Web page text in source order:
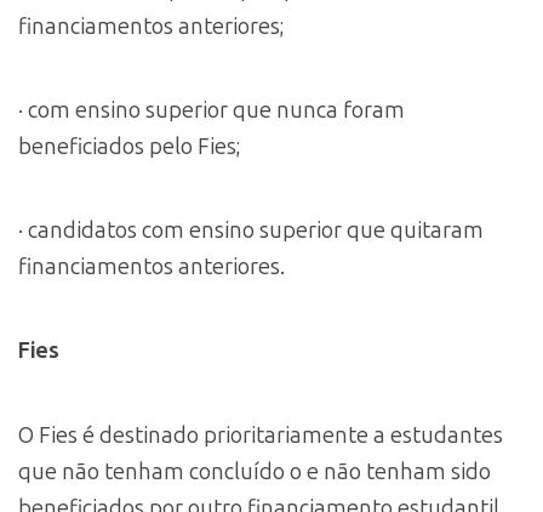
financiamentos anteriores;
· com ensino superior que nunca foram
beneficiados pelo Fies;
· candidatos com ensino superior que quitaram
financiamentos anteriores.
Fies
O Fies é destinado prioritariamente a estudantes
que não tenham concluído o e não tenham sido